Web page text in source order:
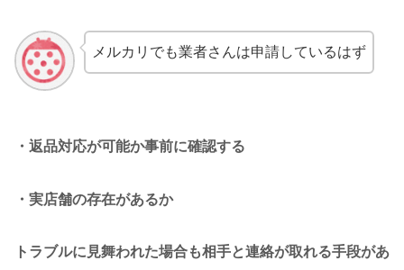
メルカリでも業者さんは申請しているはず
・返品対応が可能か事前に確認する
・実店舗の存在があるか
トラブルに見舞われた場合も相手と連絡が取れる手段があ